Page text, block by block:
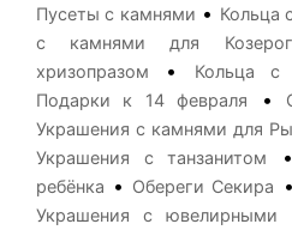
Пусеты с камнями • Кольца
с камнями для
хризопразом
• Кольца с
Подарки к 14 февраля •
Украшения с камнями для
Украшения с танзанитом
ребёнка • Обереги Секира •
Украшения с ювелирными